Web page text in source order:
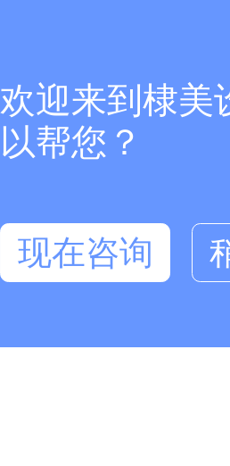
欢迎来到棣美
以帮您？
现在咨询